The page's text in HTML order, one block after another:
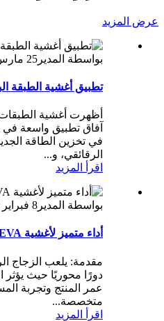
عرض المزيد
بواسطة المدير 25 مارس 2026
تطبيق أغشية الطبقة
أظهرت أغشية الطبقات
آفاق تطبيق واسعة في
في تخزين الطاقة
الرقائقي، و...
اقرأ المزيد
بواسطة المدير 8 فبراير 2026
أداء متميز لأغشية EVA البينية
مقدمة: يلعب الزجاج
دورًا محوريًا حيث يؤثر
عمر المنتج وتجربة
متخصصة...
اقرأ المزيد